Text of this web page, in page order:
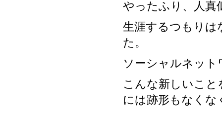
やったふり、人真
生涯するつもりは
た。
ソーシャルネット
こんな新しいこと
には跡形もなく